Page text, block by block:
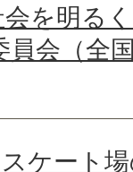
を明る
会（全
ケート